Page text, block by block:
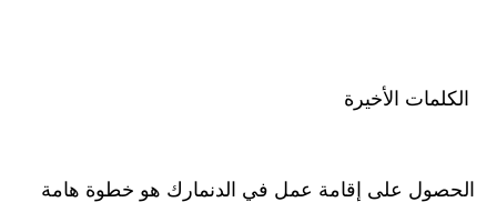
الكلمات الأخيرة
الحصول على إقامة عمل في الدنمارك هو خطوة هامة